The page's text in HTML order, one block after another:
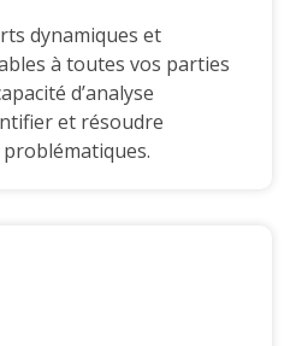
dynamiques et
à toutes vos parties
d’analyse
et résoudre